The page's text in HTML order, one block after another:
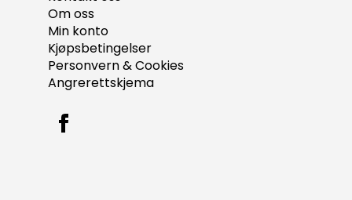
Om oss
Min konto
Kjøpsbetingelser
Personvern & Cookies
Angrerettskjema